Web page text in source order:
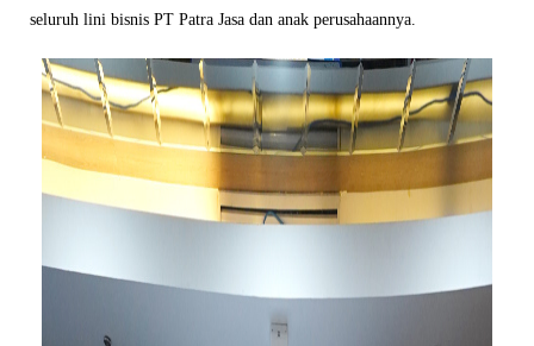
seluruh lini bisnis PT Patra Jasa dan anak perusahaannya.